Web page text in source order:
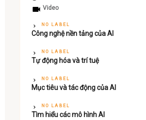
Video
NO LABEL
Công nghệ nền tảng của AI
NO LABEL
Tự động hóa và trí tuệ
NO LABEL
Mục tiêu và tác động của AI
NO LABEL
Tìm hiểu các mô hình AI